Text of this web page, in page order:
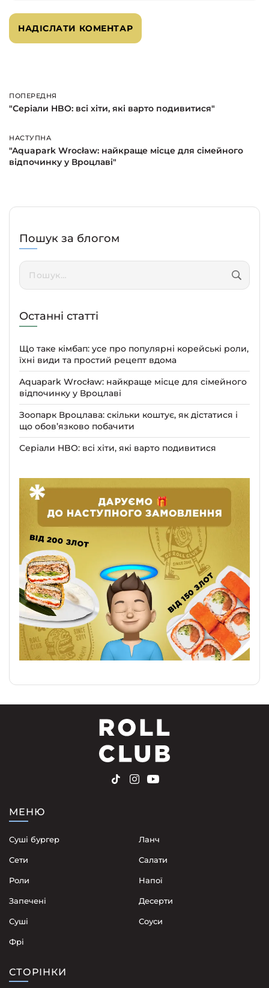
ПОПЕРЕДНЯ
Попередня
"Серіали HBO: всі хіти, які варто подивитися"
НАСТУПНА
Наступна
"Aquapark Wrocław: найкраще місце для сімейного
відпочинку у Вроцлаві"
Пошук за блогом
Пошук:
Останні статті
Що таке кімбап: усе про популярні корейські роли,
їхні види та простий рецепт вдома
Aquapark Wrocław: найкраще місце для сімейного
відпочинку у Вроцлаві
Зоопарк Вроцлава: скільки коштує, як дістатися і
що обов’язково побачити
Серіали HBO: всі хіти, які варто подивитися
МЕНЮ
Суші бургер
Сети
Роли
Запечені
Суші
Фрі
Ланч
Cалати
Напої
Десерти
Соуси
СТОРІНКИ